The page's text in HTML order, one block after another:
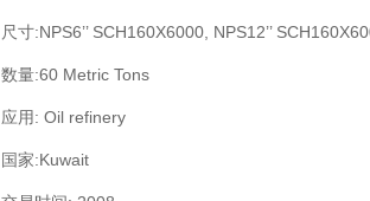
尺寸:NPS6’’ SCH160X6000, NPS12’’
数量:60 Metric Tons
应用: Oil refinery
国家:Kuwait